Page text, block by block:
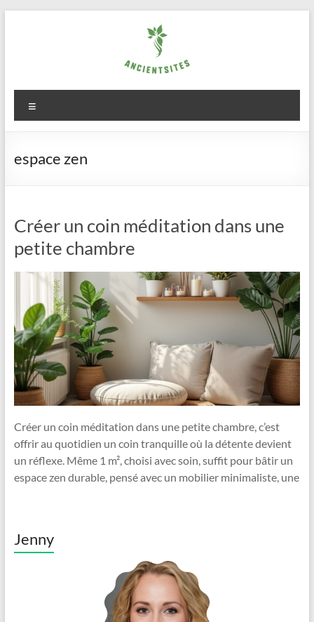
ancientsites.eu
espace zen
Créer un coin méditation dans une
petite chambre
Créer un coin méditation dans une petite chambre, c’est
offrir au quotidien un coin tranquille où la détente devient
un réflexe. Même 1 m², choisi avec soin, suffit pour bâtir un
espace zen durable, pensé avec un mobilier minimaliste, une
Jenny